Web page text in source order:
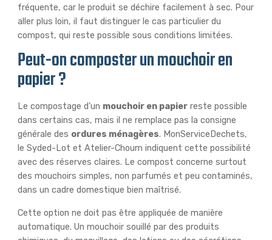
fréquente, car le produit se déchire facilement à sec. Pour
aller plus loin, il faut distinguer le cas particulier du
compost, qui reste possible sous conditions limitées.
Peut-on composter un mouchoir en
papier ?
Le compostage d’un mouchoir en papierreste possible
dans certains cas, mais il ne remplace pas la consigne
générale des ordures ménagères. MonServiceDechets,
le Syded-Lot et Atelier-Choum indiquent cette possibilité
avec des réserves claires. Le compost concerne surtout
des mouchoirs simples, non parfumés et peu contaminés,
dans un cadre domestique bien maîtrisé.
Cette option ne doit pas être appliquée de manière
automatique. Un mouchoir souillé par des produits